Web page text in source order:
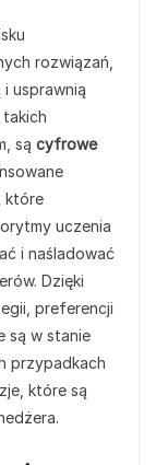
rozwiązań,
usprawnią
są cyfrowe
które
uczenia
i naśladować
Dzięki
preferencji
są w stanie
przypadkach
które są